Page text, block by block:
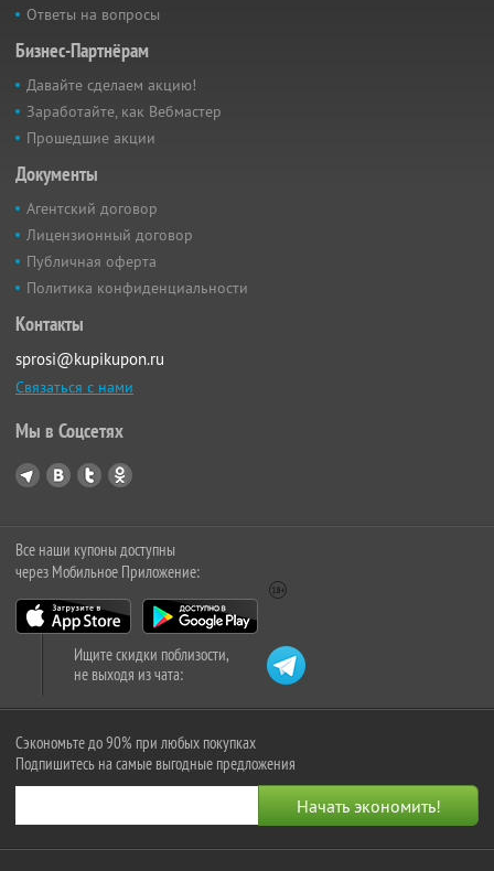
Ответы на вопросы
Бизнес-Партнёрам
Давайте сделаем акцию!
Заработайте, как Вебмастер
Прошедшие акции
Документы
Агентский договор
Лицензионный договор
Публичная оферта
Политика конфиденциальности
Контакты
sprosi@kupikupon.ru
Связаться с нами
Мы в Соцсетях
Все наши купоны доступны
через Мобильное Приложение:
Ищите скидки поблизости,
не выходя из чата:
Сэкономьте до 90% при любых покупках
Подпишитесь на самые выгодные предложения